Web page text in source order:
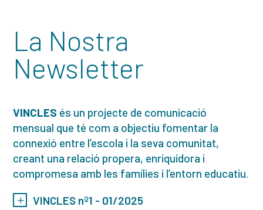
La Nostra
Newsletter
VINCLES és un projecte de comunicació
mensual que té com a objectiu fomentar la
connexió entre l’escola i la seva comunitat,
creant una relació propera, enriquidora i
compromesa amb les famílies i l’entorn educatiu.
VINCLES nº1 - 01/2025